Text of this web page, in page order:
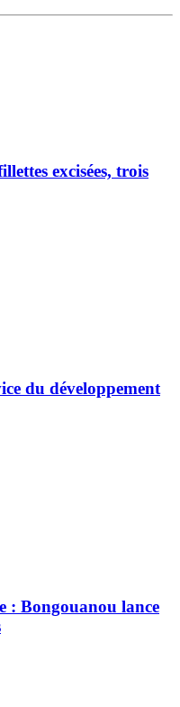
excisées, trois
du développement
: Bongouanou lance